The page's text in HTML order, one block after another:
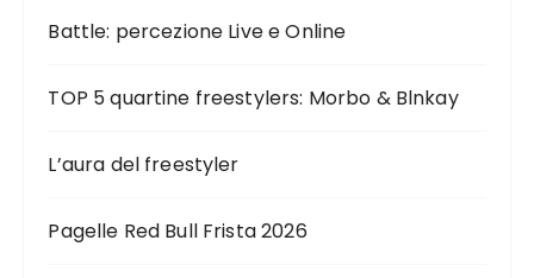
Battle: percezione Live e Online
TOP 5 quartine freestylers: Morbo & Blnkay
L’aura del freestyler
Pagelle Red Bull Frista 2026